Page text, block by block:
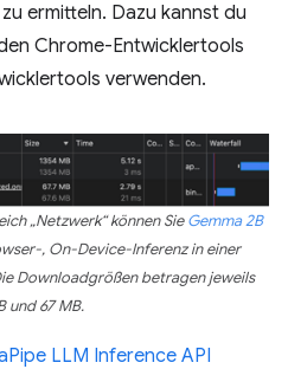
ermitteln. Dazu kannst du
Chrome-Entwicklertools
verwenden.
„Netzwerk“ können SieGemma 2B
, On-Device-Inferenz in einer
Downloadgrößen betragen jeweils
und 67 MB.
LLM Inference API